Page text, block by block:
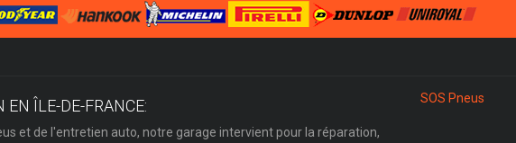
EN ÎLE-DE-FRANCE:
et de l'entretien auto, notre garage intervient pour la réparation,
SOS Pneus